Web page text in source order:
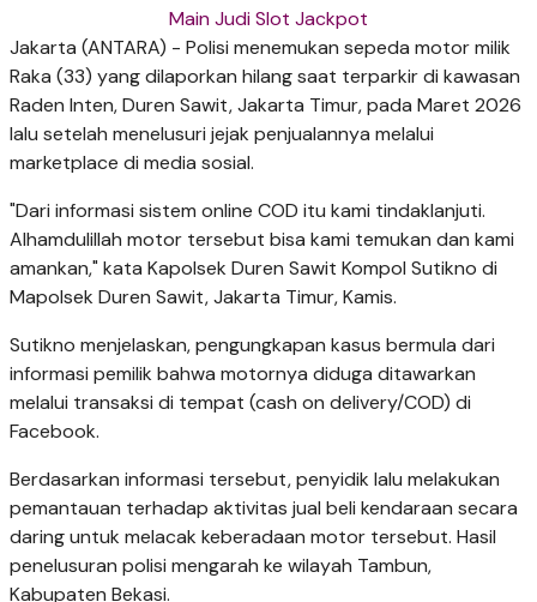
Main Judi Slot Jackpot
Jakarta (ANTARA) - Polisi menemukan sepeda motor milik
Raka (33) yang dilaporkan hilang saat terparkir di kawasan
Raden Inten, Duren Sawit, Jakarta Timur, pada Maret 2026
lalu setelah menelusuri jejak penjualannya melalui
marketplace di media sosial.
"Dari informasi sistem online COD itu kami tindaklanjuti.
Alhamdulillah motor tersebut bisa kami temukan dan kami
amankan," kata Kapolsek Duren Sawit Kompol Sutikno di
Mapolsek Duren Sawit, Jakarta Timur, Kamis.
Sutikno menjelaskan, pengungkapan kasus bermula dari
informasi pemilik bahwa motornya diduga ditawarkan
melalui transaksi di tempat (cash on delivery/COD) di
Facebook.
Berdasarkan informasi tersebut, penyidik lalu melakukan
pemantauan terhadap aktivitas jual beli kendaraan secara
daring untuk melacak keberadaan motor tersebut. Hasil
penelusuran polisi mengarah ke wilayah Tambun,
Kabupaten Bekasi.